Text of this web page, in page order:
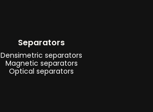
Separators
Densimetric separators
Magnetic separators
Optical separators